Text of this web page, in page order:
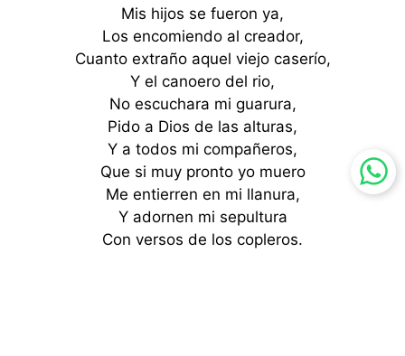
Mis hijos se fueron ya,
Los encomiendo al creador,
Cuanto extraño aquel viejo caserío,
Y el canoero del rio,
No escuchara mi guarura,
Pido a Dios de las alturas,
Y a todos mi compañeros,
Que si muy pronto yo muero
Me entierren en mi llanura,
Y adornen mi sepultura
Con versos de los copleros.